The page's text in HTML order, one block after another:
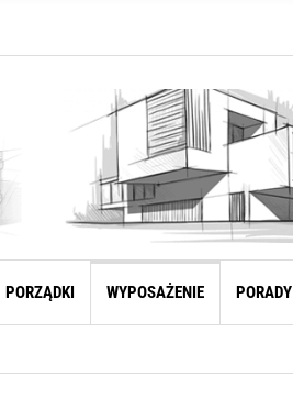
PORZĄDKI WYPOSAŻENIE PORADY